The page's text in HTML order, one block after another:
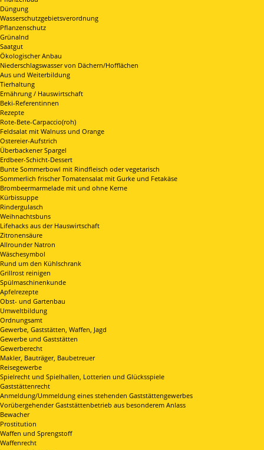
Düngung
Wasserschutzgebietsverordnung
Pflanzenschutz
Grünalnd
Saatgut
Ökologischer Anbau
Niederschlagswasser von Dächern/Hofflächen
Aus und Weiterbildung
Tierhaltung
Ernährung / Hauswirtschaft
Beki-Referentinnen
Rezepte
Rote-Bete-Carpaccio(roh)
Feldsalat mit Walnuss und Orange
Ostereier-Aufstrich
Überbackener Spargel
Erdbeer-Schicht-Dessert
Bunte Sommerbowl mit Rindfleisch oder vegetarisch
Sommerlich frischer Tomatensalat mit Gurke und Fetakäse
Brombeermarmelade mit und ohne Kerne
Kürbissuppe
Rindergulasch
Weihnachtsbuns
Lifehacks aus der Hauswirtschaft
Zitronensäure
Allrounder Natron
Wäschesymbol
Rund um den Kühlschrank
Grillrost reinigen
Spülmaschinenkunde
Apfelrezepte
Obst- und Gartenbau
Umweltbildung
Ordnungsamt
Gewerbe, Gaststätten, Waffen, Jagd
Gewerbe und Gaststätten
Gewerberecht
Makler, Bauträger, Baubetreuer
Reisegewerbe
Spielrecht und Spielhallen, Lotterien und Glücksspiele
Gaststättenrecht
Anmeldung/Ummeldung eines stehenden Gaststättengewerbes
Vorübergehender Gaststättenbetrieb aus besonderem Anlass
Bewacher
Prostitution
Waffen und Sprengstoff
Waffenrecht